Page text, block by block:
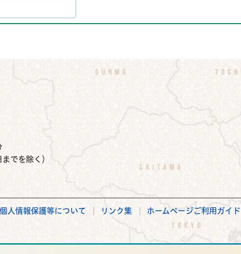
Facebook
市公式LINE
でを除く）
個人情報保護等について リンク集 ホームページご利用ガイド